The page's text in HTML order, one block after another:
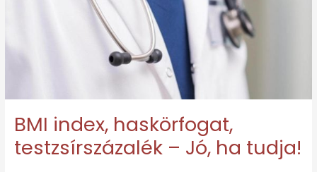
BMI index, haskörfogat,
testzsírszázalék – Jó, ha tudja!